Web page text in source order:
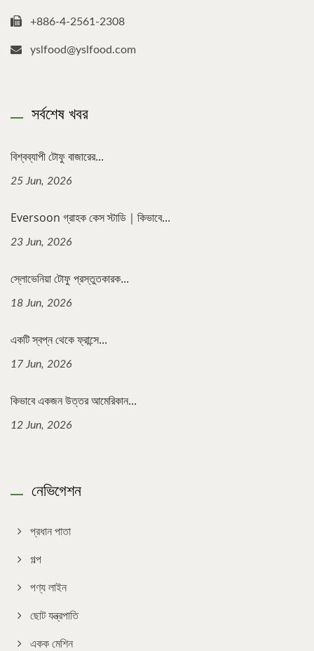
+886-4-2561-2308
yslfood@yslfood.com
সর্বশেষ খবর
বিশ্বব্যাপী টোফু বাজারের...
25 Jun, 2026
Eversoon গ্রাহক কেস স্টাডি｜কিভাবে...
23 Jun, 2026
স্লোভেনিয়া টোফু প্রস্তুতকারক...
18 Jun, 2026
একটি স্বপ্ন থেকে ফ্রান্সে...
17 Jun, 2026
কিভাবে একজন উত্তর আমেরিকান...
12 Jun, 2026
নেভিগেশন
প্রধান পাতা
গল্প
পণ্য লাইন
ছোট যন্ত্রপাতি
একক মেশিন